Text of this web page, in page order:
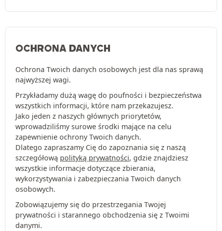
OCHRONA DANYCH
Ochrona Twoich danych osobowych jest dla nas sprawą
najwyższej wagi.
Przykładamy dużą wagę do poufności i bezpieczeństwa
wszystkich informacji, które nam przekazujesz.
Jako jeden z naszych głównych priorytetów,
wprowadziliśmy surowe środki mające na celu
zapewnienie ochrony Twoich danych.
Dlatego zapraszamy Cię do zapoznania się z naszą
szczegółową polityką prywatności, gdzie znajdziesz
wszystkie informacje dotyczące zbierania,
wykorzystywania i zabezpieczania Twoich danych
osobowych.
Zobowiązujemy się do przestrzegania Twojej
prywatności i starannego obchodzenia się z Twoimi
danymi.